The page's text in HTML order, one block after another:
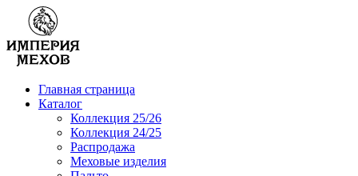
Главная страница
Каталог
Коллекция 25/26
Коллекция 24/25
Распродажа
Меховые изделия